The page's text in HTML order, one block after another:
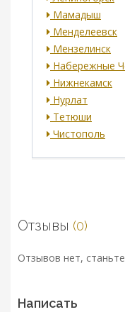
Мамадыш
Менделеевск
Мензелинск
Набережные
Нижнекамск
Нурлат
Тетюши
Чистополь
Отзывы (0)
Отзывов нет,
Написать